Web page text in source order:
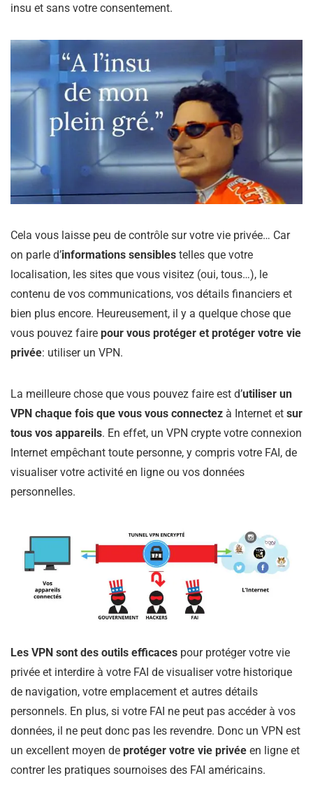
insu et sans votre consentement.
Cela vous laisse peu de contrôle sur votre vie privée… Car
on parle d’informations sensibles telles que votre
localisation, les sites que vous visitez (oui, tous…), le
contenu de vos communications, vos détails financiers et
bien plus encore. Heureusement, il y a quelque chose que
vous pouvez faire pour vous protéger et protéger votre vie
privée: utiliser un VPN.
La meilleure chose que vous pouvez faire est d’utiliser un
VPN chaque fois que vous vous connectez à Internet et sur
tous vos appareils. En effet, un VPN crypte votre connexion
Internet empêchant toute personne, y compris votre FAI, de
visualiser votre activité en ligne ou vos données
personnelles.
Les VPN sont des outils efficaces pour protéger votre vie
privée et interdire à votre FAI de visualiser votre historique
de navigation, votre emplacement et autres détails
personnels. En plus, si votre FAI ne peut pas accéder à vos
données, il ne peut donc pas les revendre. Donc un VPN est
un excellent moyen de protéger votre vie privée en ligne et
contrer les pratiques sournoises des FAI américains.